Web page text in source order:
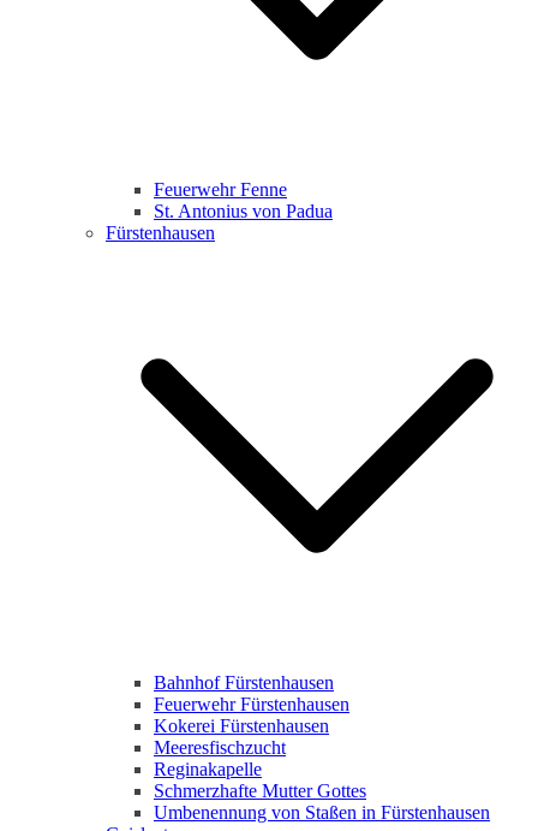
Feuerwehr Fenne
St. Antonius von Padua
Fürstenhausen
Bahnhof Fürstenhausen
Feuerwehr Fürstenhausen
Kokerei Fürstenhausen
Meeresfischzucht
Reginakapelle
Schmerzhafte Mutter Gottes
Umbenennung von Staßen in Fürstenhausen